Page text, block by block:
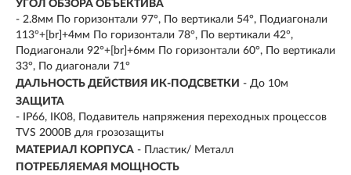
УГОЛ ОБЗОРА ОБЪЕКТИВА
- 2.8мм По горизонтали 97°, По вертикали 54°, Подиагонали
113°+[br]+4мм По горизонтали 78°, По вертикали 42°,
Подиагонали 92°+[br]+6мм По горизонтали 60°, По вертикали
33°, По диагонали 71°
ДАЛЬНОСТЬ ДЕЙСТВИЯ ИК-ПОДСВЕТКИ - До 10м
ЗАЩИТА
- IP66, IK08, Подавитель напряжения переходных процессов
TVS 2000В для грозозащиты
МАТЕРИАЛ КОРПУСА - Пластик/ Металл
ПОТРЕБЛЯЕМАЯ МОЩНОСТЬ